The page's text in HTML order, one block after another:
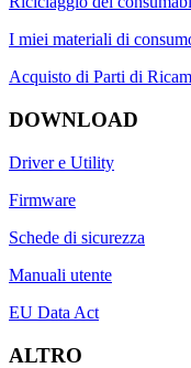
I miei materiali di
Acquisto di Parti di
DOWNLOAD
Driver e Utility
Firmware
Schede di sicurezza
Manuali utente
EU Data Act
ALTRO